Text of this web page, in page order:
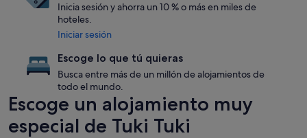
Inicia sesión y ahorra un 10 % o más en miles de
hoteles.
Iniciar sesión
Escoge lo que tú quieras
Busca entre más de un millón de alojamientos de
todo el mundo.
Escoge un alojamiento muy
especial de Tuki Tuki